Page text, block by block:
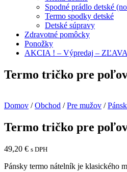
Spodné prádlo detské
Termo spodky detské
Detské súpravy
Zdravotné pomôcky
Ponožky
AKCIA ! – Výpredaj – ZĽAVA
Termo tričko pre
Domov /Obchod /Pre mužov /
Termo tričko pre
49,20 € s DPH
Pánsky termo nátelník je klasického